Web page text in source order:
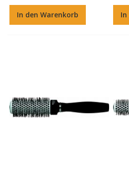
In den Warenkorb In